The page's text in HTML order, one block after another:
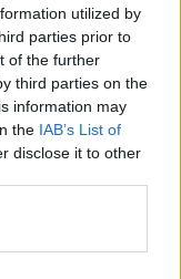
utilized by
parties prior to
of the further
third parties on the
information may
the IAB’s List of
disclose it to other
sesiunea de